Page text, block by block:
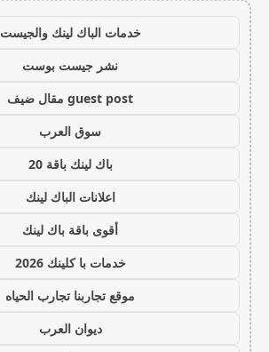
خدمات الباك لينك والجيست
نشر جيست بوست
guest post مقال ضيف
سوق العرب
باك لينك باقة 20
اعلانات الباك لينك
أقوى باقة باك لينك
خدمات با كلينك 2026
موقع تجاربنا تجارب الحياه
ديوان العرب